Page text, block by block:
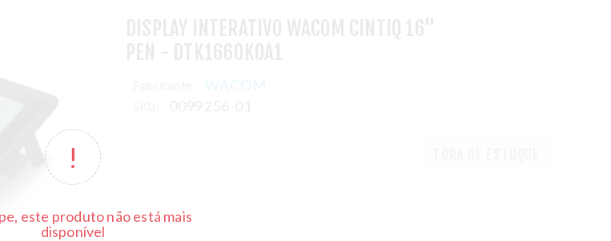
este produto não está mais
disponível
WACOM